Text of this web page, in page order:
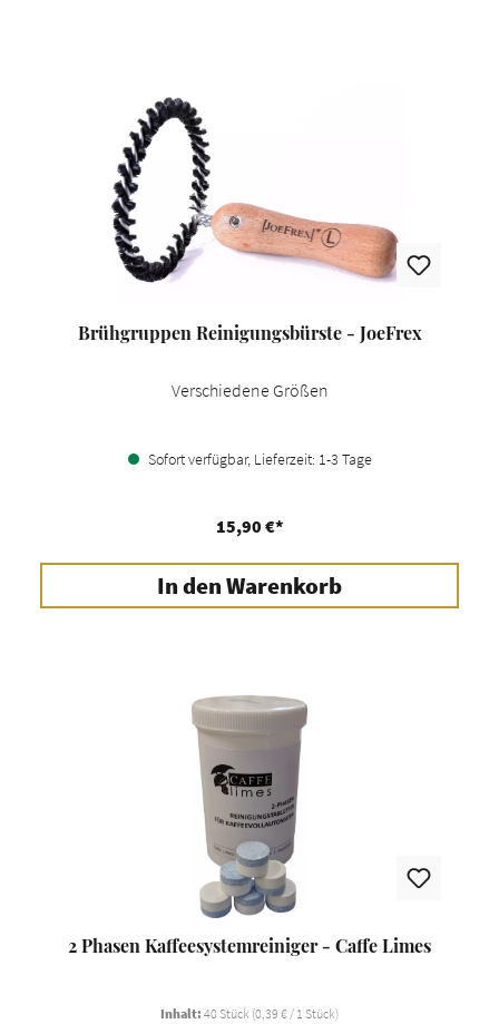
Brühgruppen Reinigungsbürste - JoeFrex
Verschiedene Größen
Sofort verfügbar, Lieferzeit: 1-3 Tage
15,90 €*
In den Warenkorb
2 Phasen Kaffeesystemreiniger - Caffe Limes
Inhalt: 40 Stück (0,39 € / 1 Stück)